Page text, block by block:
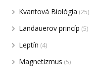
Kvantová Biológia (25)
Landauerov princíp (5)
Leptín (4)
Magnetizmus (5)